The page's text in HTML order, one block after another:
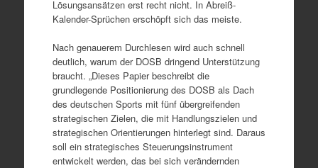
Lösungsansätzen erst recht nicht. In Abreiß-
Kalender-Sprüchen erschöpft sich das meiste.
Nach genauerem Durchlesen wird auch schnell
deutlich, warum der DOSB dringend Unterstützung
braucht. „Dieses Papier beschreibt die
grundlegende Positionierung des DOSB als Dach
des deutschen Sports mit fünf übergreifenden
strategischen Zielen, die mit Handlungszielen und
strategischen Orientierungen hinterlegt sind. Daraus
soll ein strategisches Steuerungsinstrument
entwickelt werden, das bei sich verändernden